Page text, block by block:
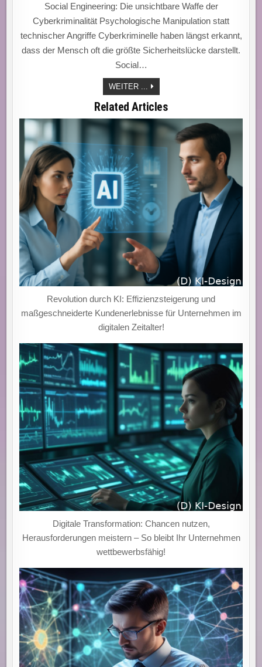
Social Engineering: Die unsichtbare Waffe der
Cyberkriminalität Psychologische Manipulation statt
technischer Angriffe Cyberkriminelle haben längst erkannt,
dass der Mensch oft die größte Sicherheitslücke darstellt.
Social…
WEITER ...
WAFFE
DER
CYBERKRIMINELLEN
Related Articles
Revolution durch KI: Effizienzsteigerung und
maßgeschneiderte Kundenerlebnisse für Unternehmen im
digitalen Zeitalter!
Digitale Transformation: Chancen nutzen,
Herausforderungen meistern – So bleibt Ihr Unternehmen
wettbewerbsfähig!